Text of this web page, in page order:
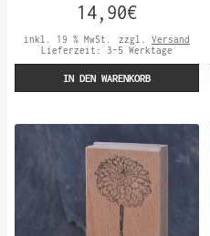
14,90€
inkl. 19 % MwSt. zzgl. Versand
Lieferzeit: 3-5 Werktage
IN DEN WARENKORB